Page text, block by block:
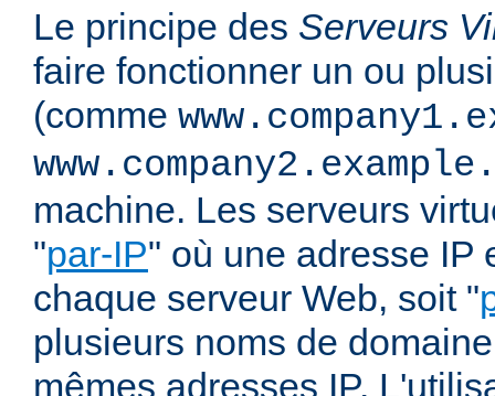
Le principe des Serveurs
faire fonctionner un ou
(comme
machine. Les serveurs
"par-IP" où une adresse IP
chaque serveur Web, soit "
plusieurs noms de
mêmes adresses IP.